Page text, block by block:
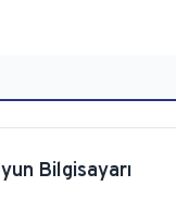
Bilgisayarı